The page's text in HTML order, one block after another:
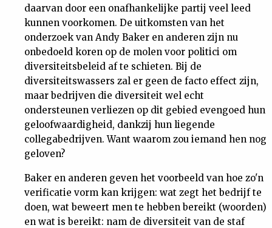
daarvan door een onafhankelijke partij veel leed
kunnen voorkomen. De uitkomsten van het
onderzoek van Andy Baker en anderen zijn nu
onbedoeld koren op de molen voor politici om
diversiteitsbeleid af te schieten. Bij de
diversiteitswassers zal er geen de facto effect zijn,
maar bedrijven die diversiteit wel echt
ondersteunen verliezen op dit gebied evengoed hun
geloofwaardigheid, dankzij hun liegende
collegabedrijven. Want waarom zou iemand hen nog
geloven?
Baker en anderen geven het voorbeeld van hoe zo'n
verificatie vorm kan krijgen: wat zegt het bedrijf te
doen, wat beweert men te hebben bereikt (woorden)
en wat is bereikt: nam de diversiteit van de staf